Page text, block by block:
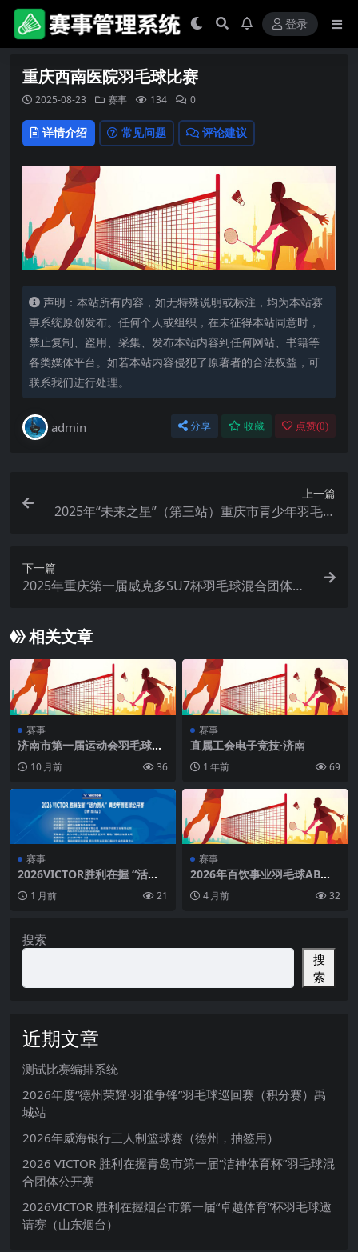
登录
重庆西南医院羽毛球比赛
2025-08-23 赛事 134 0
详情介绍 常见问题 评论建议
声明：本站所有内容，如无特殊说明或标注，均为本站赛
事系统原创发布。任何个人或组织，在未征得本站同意时，
禁止复制、盗用、采集、发布本站内容到任何网站、书籍等
各类媒体平台。如若本站内容侵犯了原著者的合法权益，可
联系我们进行处理。
admin 分享 收藏 点赞(0)
上一篇
2025年“未来之星”（第三站）重庆市青少年羽毛球
下一篇
2025年重庆第一届威克多SU7杯羽毛球混合团体邀
相关文章
赛事
济南市第一届运动会羽毛球比
10 月前 36
赛事
直属工会电子竞技·济南
1 年前 69
赛事
2026VICTOR胜利在握 “活力
（青岛站）
1 月前 21
赛事
2026年百饮事业羽毛球AB区
4 月前 32
搜索
搜
索
近期文章
测试比赛编排系统
2026年度“德州荣耀·羽谁争锋”羽毛球巡回赛（积分赛）禹
城站
2026年威海银行三人制篮球赛（德州，抽签用）
2026 VICTOR 胜利在握青岛市第一届“洁神体育杯”羽毛球混
合团体公开赛
2026VICTOR 胜利在握烟台市第一届“卓越体育”杯羽毛球邀
请赛（山东烟台）